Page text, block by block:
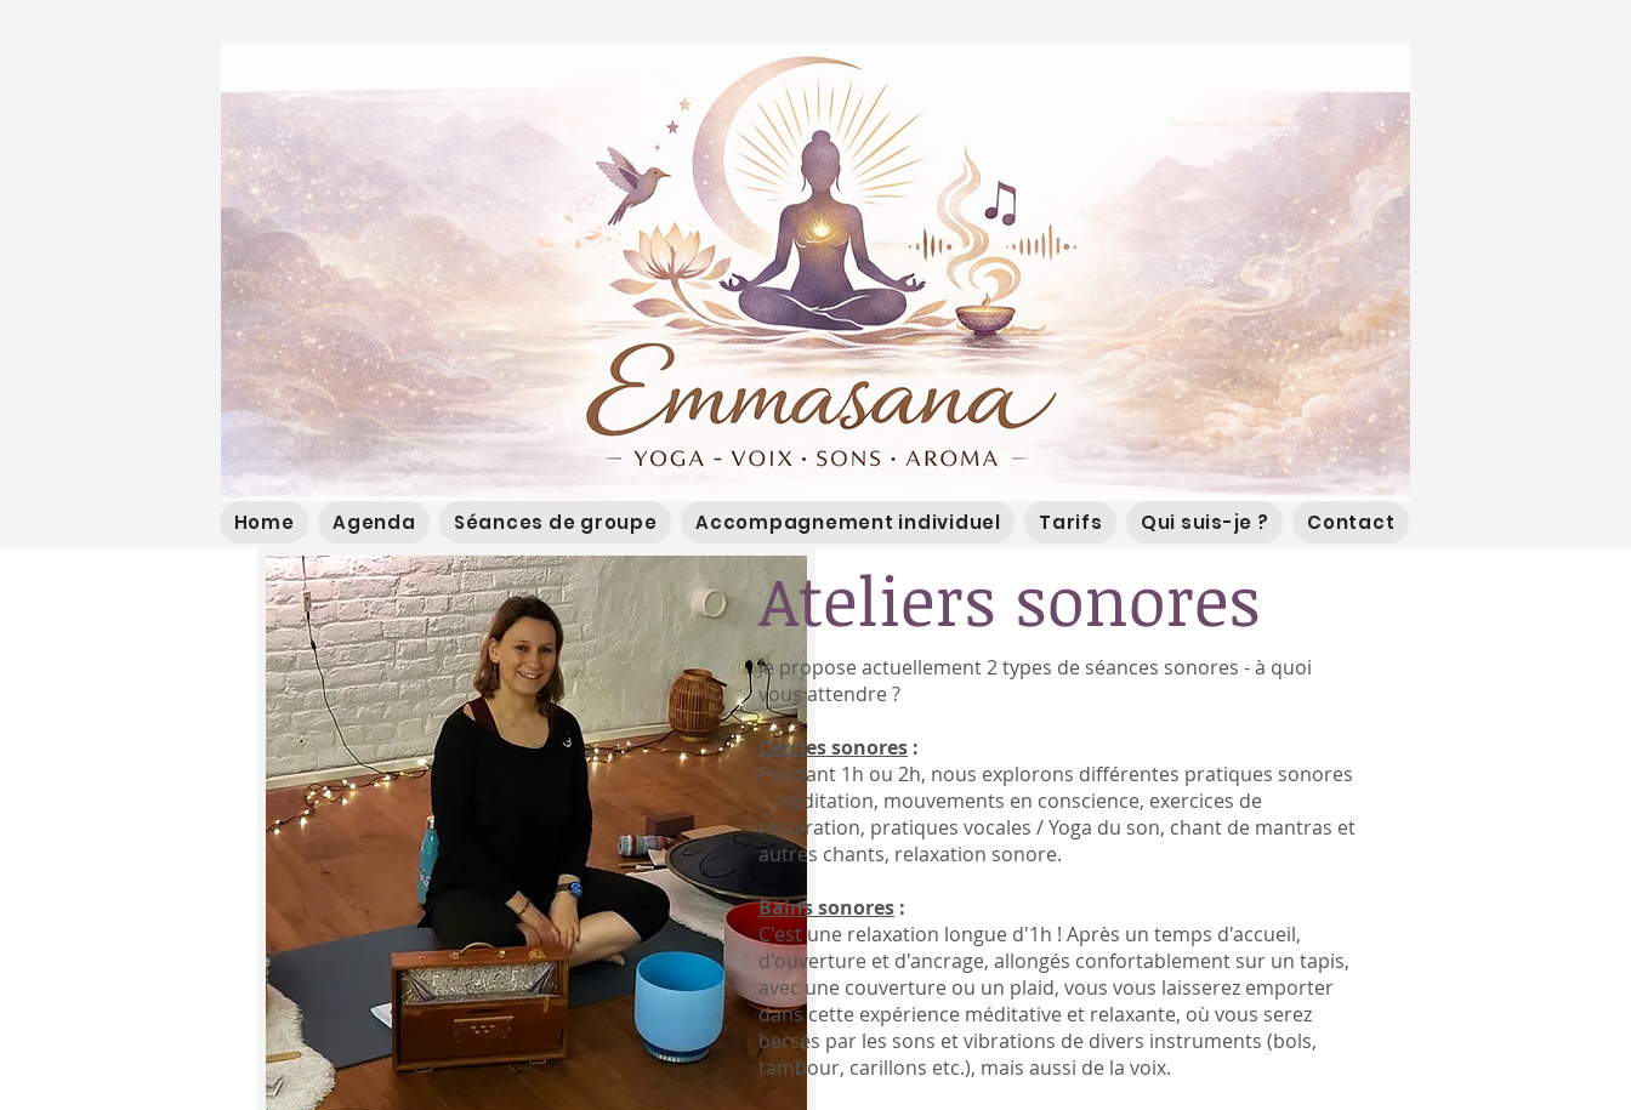
Home Agenda Séances de groupe Accompagnement individuel Tarifs Qui suis-je ? Contact
Ateliers sonores
Je propose actuellement 2 types de séances sonores - à quoi
vous attendre ?
Cercles sonores :
Pendant 1h ou 2h, nous explorons différentes pratiques sonores
:méditation, mouvements en conscience, exercices de
respiration, pratiques vocales / Yoga du son, chant de mantras et
autres chants, relaxation sonore.
Bains sonores :
C'est une relaxation longue d'1h ! Après un temps d'accueil,
d'ouverture et d'ancrage, allongés confortablement sur un tapis,
avec une couverture ou un plaid, vous vous laisserez emporter
dans cette expérience méditative et relaxante, où vous serez
bercés par les sons et vibrations de divers instruments (bols,
tambour, carillons etc.), mais aussi de la voix.